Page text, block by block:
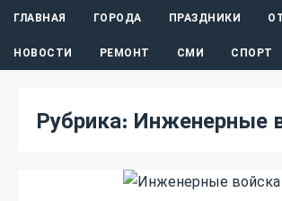
ГЛАВНАЯ ГОРОДА ПРАЗДНИКИ
НОВОСТИ РЕМОНТ СМИ СПОРТ
Рубрика: Инженерные